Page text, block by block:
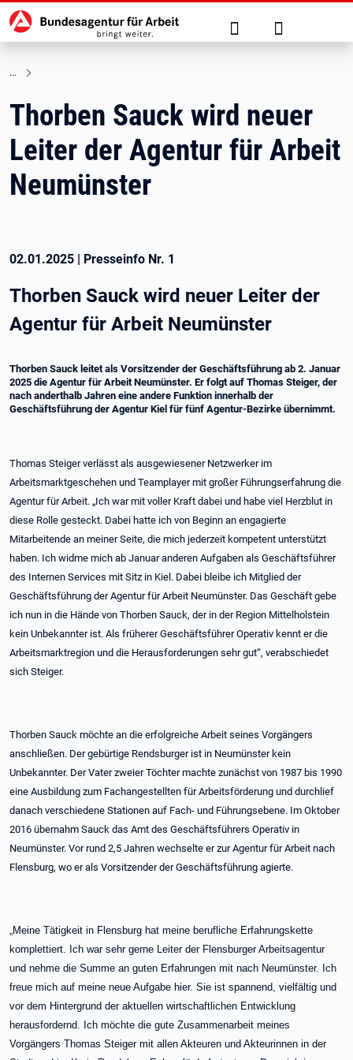
zu den Hauptinhalten springen
Hauptnavigation Suche Anmelden
Thorben Sauck wird neuer
Leiter der Agentur für Arbeit
Neumünster
02.01.2025 | Presseinfo Nr. 1
Thorben Sauck wird neuer Leiter der
Agentur für Arbeit Neumünster
Thorben Sauck leitet als Vorsitzender der Geschäftsführung ab 2. Januar
2025 die Agentur für Arbeit Neumünster. Er folgt auf Thomas Steiger, der
nach anderthalb Jahren eine andere Funktion innerhalb der
Geschäftsführung der Agentur Kiel für fünf Agentur-Bezirke übernimmt.
Thomas Steiger verlässt als ausgewiesener Netzwerker im
Arbeitsmarktgeschehen und Teamplayer mit großer Führungserfahrung die
Agentur für Arbeit. „Ich war mit voller Kraft dabei und habe viel Herzblut in
diese Rolle gesteckt. Dabei hatte ich von Beginn an engagierte
Mitarbeitende an meiner Seite, die mich jederzeit kompetent unterstützt
haben. Ich widme mich ab Januar anderen Aufgaben als Geschäftsführer
des Internen Services mit Sitz in Kiel. Dabei bleibe ich Mitglied der
Geschäftsführung der Agentur für Arbeit Neumünster. Das Geschäft gebe
ich nun in die Hände von Thorben Sauck, der in der Region Mittelholstein
kein Unbekannter ist. Als früherer Geschäftsführer Operativ kennt er die
Arbeitsmarktregion und die Herausforderungen sehr gut“, verabschiedet
sich Steiger.
Thorben Sauck möchte an die erfolgreiche Arbeit seines Vorgängers
anschließen. Der gebürtige Rendsburger ist in Neumünster kein
Unbekannter. Der Vater zweier Töchter machte zunächst von 1987 bis 1990
eine Ausbildung zum Fachangestellten für Arbeitsförderung und durchlief
danach verschiedene Stationen auf Fach- und Führungsebene. Im Oktober
2016 übernahm Sauck das Amt des Geschäftsführers Operativ in
Neumünster. Vor rund 2,5 Jahren wechselte er zur Agentur für Arbeit nach
Flensburg, wo er als Vorsitzender der Geschäftsführung agierte.
„Meine Tätigkeit in Flensburg hat meine berufliche Erfahrungskette
komplettiert. Ich war sehr gerne Leiter der Flensburger Arbeitsagentur
und nehme die Summe an guten Erfahrungen mit nach Neumünster. Ich
freue mich auf meine neue Aufgabe hier. Sie ist spannend, vielfältig und
vor dem Hintergrund der aktuellen wirtschaftlichen Entwicklung
herausfordernd. Ich möchte die gute Zusammenarbeit meines
Vorgängers Thomas Steiger mit allen Akteuren und Akteurinnen in der